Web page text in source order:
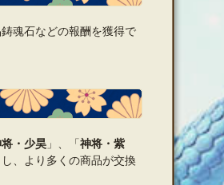
魂石などの報酬を獲得で
・少昊 」、「神将・紫
、より多くの商品が交換